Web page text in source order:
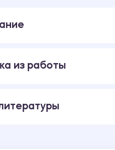
из работы